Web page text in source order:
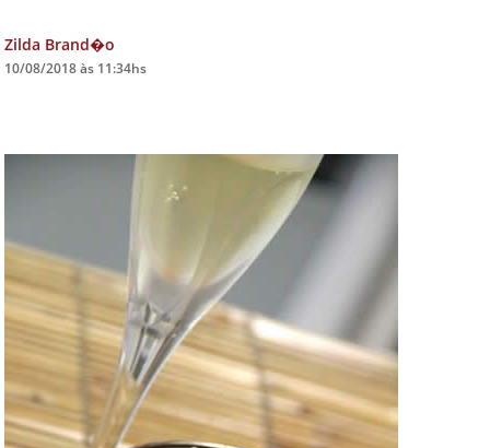
ÚLTIMAS NOTÍCIAS
FALE CONOSCO
Zilda Brand�o
10/08/2018 às 11:34hs